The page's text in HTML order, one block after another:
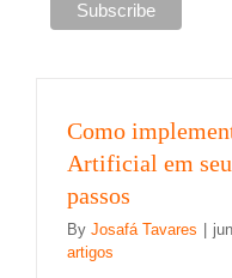
Como
Artificial em
passos
By Josafá Tavares
artigos